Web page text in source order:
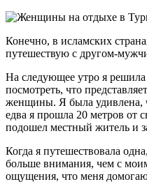
Конечно, в исламских
путешествую с другом-
На следующее утро я
посмотреть, что
женщины. Я была удивлена,
едва я прошла 20 метров от
подошел местный житель и
Когда я путешествовала
больше внимания, чем с
ощущения, что меня